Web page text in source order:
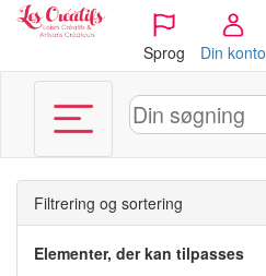
Sprog Din konto
Filtrering og sortering
Elementer, der kan tilpasses
CCookie-styringspanel